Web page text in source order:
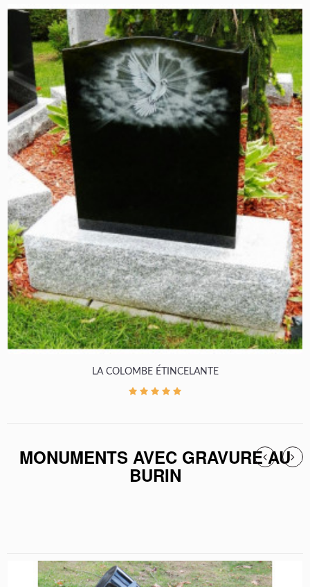
LA COLOMBE ÉTINCELANTE
MONUMENTS AVEC GRAVURE AU
BURIN